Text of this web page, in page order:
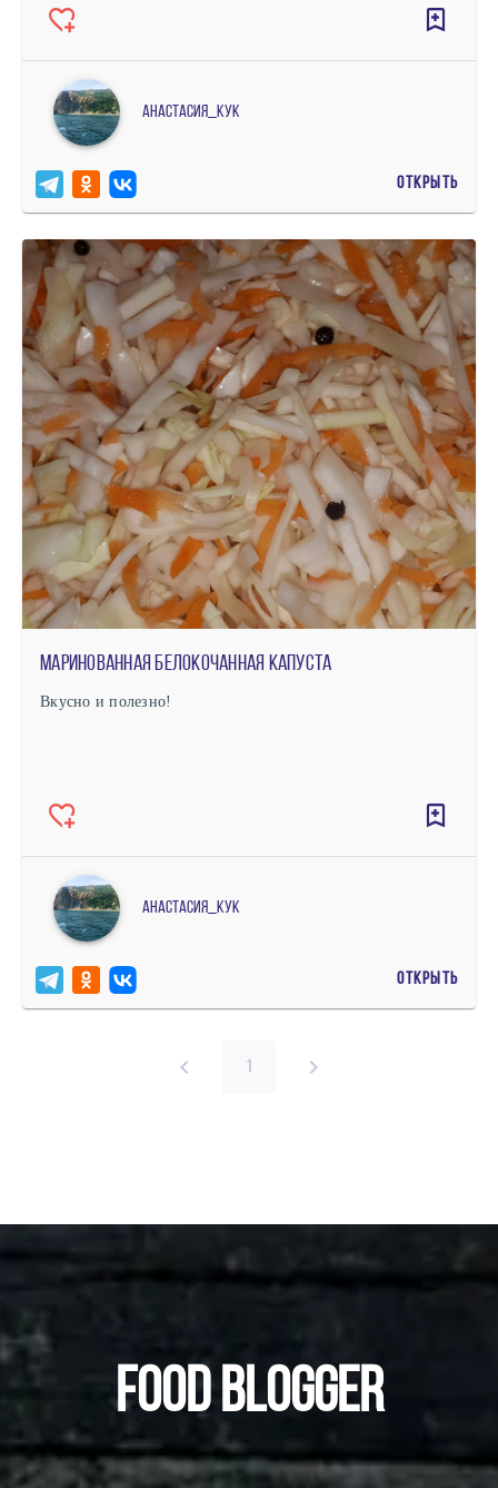
Анастасия_кук
ОТКРЫТЬ
Маринованная белокочанная капуста
Вкусно и полезно!
Анастасия_кук
ОТКРЫТЬ
1
FOOD BLOGGER